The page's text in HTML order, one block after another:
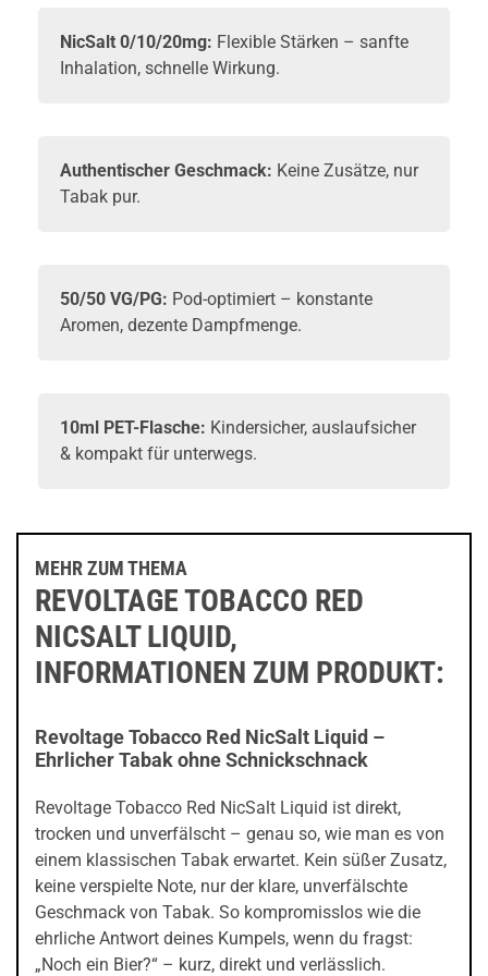
NicSalt 0/10/20mg: Flexible Stärken – sanfte
Inhalation, schnelle Wirkung.
Authentischer Geschmack: Keine Zusätze, nur
Tabak pur.
50/50 VG/PG: Pod-optimiert – konstante
Aromen, dezente Dampfmenge.
10ml PET-Flasche: Kindersicher, auslaufsicher
& kompakt für unterwegs.
MEHR ZUM THEMA
REVOLTAGE TOBACCO RED
NICSALT LIQUID,
INFORMATIONEN ZUM PRODUKT:
Revoltage Tobacco Red NicSalt Liquid –
Ehrlicher Tabak ohne Schnickschnack
Revoltage Tobacco Red NicSalt Liquid ist direkt,
trocken und unverfälscht – genau so, wie man es von
einem klassischen Tabak erwartet. Kein süßer Zusatz,
keine verspielte Note, nur der klare, unverfälschte
Geschmack von Tabak. So kompromisslos wie die
ehrliche Antwort deines Kumpels, wenn du fragst:
„Noch ein Bier?“ – kurz, direkt und verlässlich.